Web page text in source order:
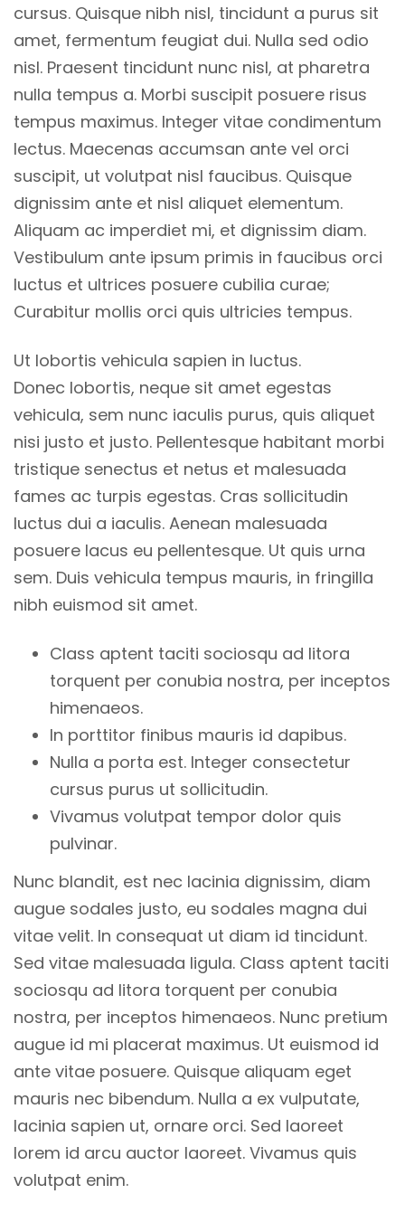
cursus. Quisque nibh nisl, tincidunt a purus sit
amet, fermentum feugiat dui. Nulla sed odio
nisl. Praesent tincidunt nunc nisl, at pharetra
nulla tempus a. Morbi suscipit posuere risus
tempus maximus. Integer vitae condimentum
lectus. Maecenas accumsan ante vel orci
suscipit, ut volutpat nisl faucibus. Quisque
dignissim ante et nisl aliquet elementum.
Aliquam ac imperdiet mi, et dignissim diam.
Vestibulum ante ipsum primis in faucibus orci
luctus et ultrices posuere cubilia curae;
Curabitur mollis orci quis ultricies tempus.
Ut lobortis vehicula sapien in luctus.
Donec lobortis, neque sit amet egestas
vehicula, sem nunc iaculis purus, quis aliquet
nisi justo et justo. Pellentesque habitant morbi
tristique senectus et netus et malesuada
fames ac turpis egestas. Cras sollicitudin
luctus dui a iaculis. Aenean malesuada
posuere lacus eu pellentesque. Ut quis urna
sem. Duis vehicula tempus mauris, in fringilla
nibh euismod sit amet.
Class aptent taciti sociosqu ad litora
torquent per conubia nostra, per inceptos
himenaeos.
In porttitor finibus mauris id dapibus.
Nulla a porta est. Integer consectetur
cursus purus ut sollicitudin.
Vivamus volutpat tempor dolor quis
pulvinar.
Nunc blandit, est nec lacinia dignissim, diam
augue sodales justo, eu sodales magna dui
vitae velit. In consequat ut diam id tincidunt.
Sed vitae malesuada ligula. Class aptent taciti
sociosqu ad litora torquent per conubia
nostra, per inceptos himenaeos. Nunc pretium
augue id mi placerat maximus. Ut euismod id
ante vitae posuere. Quisque aliquam eget
mauris nec bibendum. Nulla a ex vulputate,
lacinia sapien ut, ornare orci. Sed laoreet
lorem id arcu auctor laoreet. Vivamus quis
volutpat enim.